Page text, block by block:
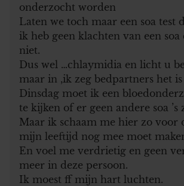
onderzocht worden
Laten we toch maar een soa test
ik heb geen klachten van een soa
niet.
Dus wel …chlaymidia en licht u
maar in ,ik zeg bedpartners het is
Dinsdag moet ik een
te kijken of er geen andere soa ’s
Maar ik schaam me hier zo voor
mijn leeftijd nog mee moet
En voel me verdrietig en geen
meer in deze persoon.
Ik moest ff mijn hart luchten.